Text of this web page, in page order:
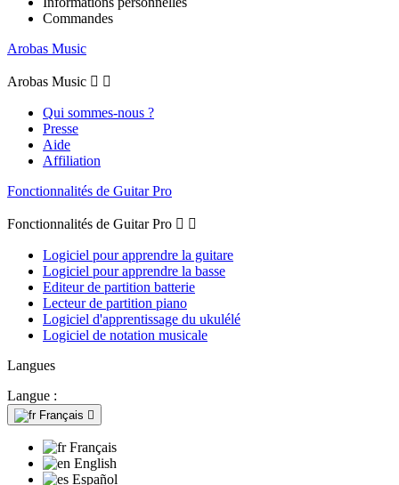
Commandes
Arobas Music
Arobas Music  
Qui sommes-nous ?
Presse
Aide
Affiliation
Fonctionnalités de Guitar Pro
Fonctionnalités de Guitar Pro  
Logiciel pour apprendre la guitare
Logiciel pour apprendre la basse
Editeur de partition batterie
Lecteur de partition piano
Logiciel d'apprentissage du ukulélé
Logiciel de notation musicale
Langues
Langue :
Français 
Français
English
Español